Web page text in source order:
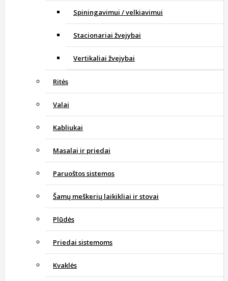
Spiningavimui / velkiavimui
Stacionariai žvejybai
Vertikaliai žvejybai
Ritės
Valai
Kabliukai
Masalai ir priedai
Paruoštos sistemos
Šamų meškerių laikikliai ir stovai
Plūdės
Priedai sistemoms
Kvaklės